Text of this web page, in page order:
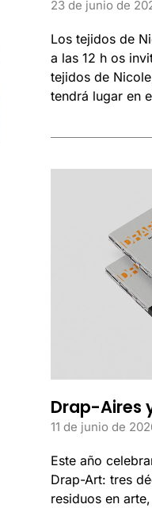
23 de junio de
Los tejidos de
a las 12 h os
tejidos de
tendrá lugar en
Drap-Aires
11 de junio de
Este año
Drap-Art: tres
residuos en